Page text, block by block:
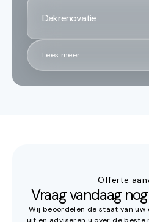
Dakrenovatie
Lees meer
Offerte
Vraag vandaag
Wij beoordelen de staat van uw